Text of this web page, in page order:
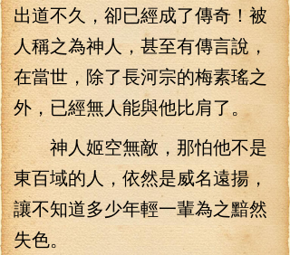
出道不久，卻已經成了傳奇！被
人稱之為神人，甚至有傳言說，
在當世，除了長河宗的梅素瑤之
外，已經無人能與他比肩了。
神人姬空無敵，那怕他不是
東百域的人，依然是威名遠揚，
讓不知道多少年輕一輩為之黯然
失色。